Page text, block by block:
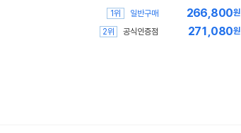
266,800원
1위
일반구매
271,080원
2위 공식인증점